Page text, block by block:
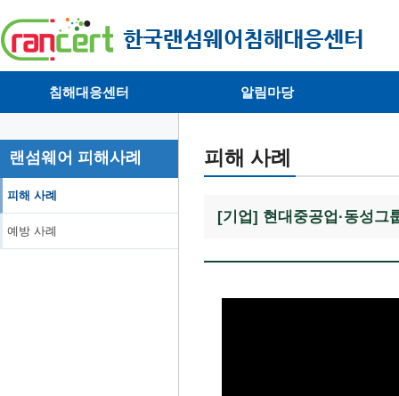
침해대응센터
· 침해피해신고
· 개인정보취급방침
알림마당
· 뉴스레터
랜섬웨어 피해사례
피해 사례
예방 사례
피해 사례
[기업] 현대중공업·동성그